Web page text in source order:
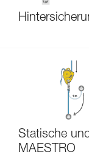
Statische
MAESTRO